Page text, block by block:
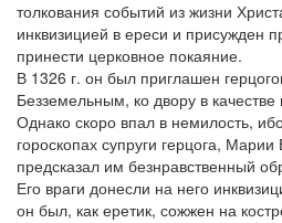
толкования событий из жизни
инквизицией в ереси и присужден
принести церковное покаяние.
В 1326 г. он был приглашен
Безземельным, ко двору в качестве
Однако скоро впал в немилость,
гороскопах супруги герцога,
предсказал им безнравственный
Его враги донесли на него
он был, как еретик, сожжен на